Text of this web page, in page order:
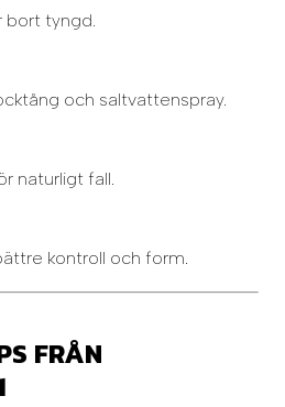
bort tyngd.
och saltvattenspray.
naturligt fall.
kontroll och form.
FRÅN